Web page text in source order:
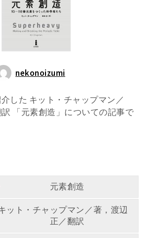
nekonoizumi
した キット・チャップマン／
「元素創造」についての記事で
元素創造
ット・チャップマン／著，渡辺
正／翻訳